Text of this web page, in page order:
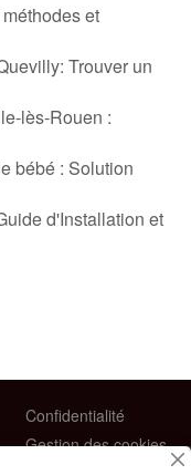
et
Trouver un
lès-Rouen :
bébé : Solution
d'Installation et
Confidentialité
Gestion des cookies